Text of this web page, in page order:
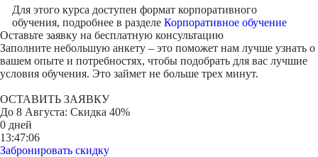
Для этого курса доступен формат корпоративного
обучения, подробнее в разделе Корпоративное обучение
Оставьте заявку на бесплатную консультацию
Заполните небольшую анкету – это поможет нам лучше узнать о
вашем опыте и потребностях, чтобы подобрать для вас лучшие
условия обучения. Это займет не больше трех минут.
ОСТАВИТЬ ЗАЯВКУ
До 8 Августа: Скидка 40%
0 дней
13:47:06
Забронировать скидку